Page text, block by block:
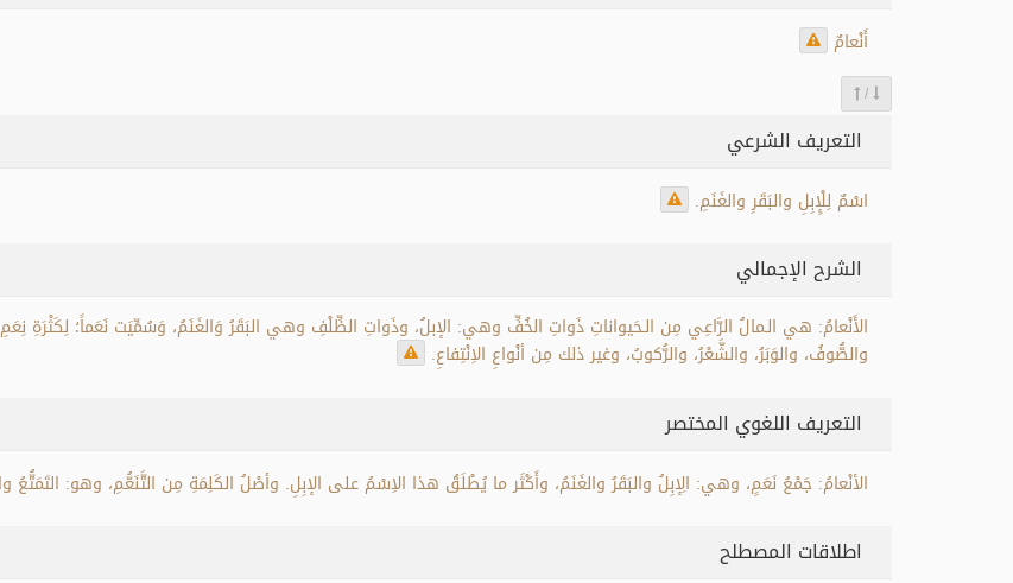
أَنْعامٌ
/
التعريف الشرعي
اسْمٌ لِلْإِبِلِ والبَقَرِ والغَنَمِ.
الشرح الإجمالي
الأَنْعامُ: هي الـمالُ الرَّاعِي مِن الـحَيواناتِ ذَواتِ الخُفِّ وهي: الإبلُ، وذَواتِ الظِّلْفِ وهي البَقَرُ وَالغَنَمُ، وَسُمِّيَت نَعَماً؛ لِكَثْرَةِ نِعَمِ
والصُّوفُ، والوَبَرُ، والشَّعْرُ، والرُّكوبُ، وغير ذلك مِن أنْواعِ الاِنْتِفاعِ.
التعريف اللغوي المختصر
الأنْعامُ: جَمْعُ نَعَمٍ، وهي: الِإبِلُ والبَقَرُ والغَنَمُ، وأَكْثَر ما يُطْلَقُ هذا الاِسْمُ على الإبِلِ. وأصْلُ الكَلِمَةِ مِن التَّنَعُّمِ، وهو: التَمَتُّعُ
اطلاقات المصطلح